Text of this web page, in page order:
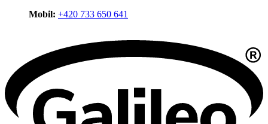
Mobil: +420 733 650 641